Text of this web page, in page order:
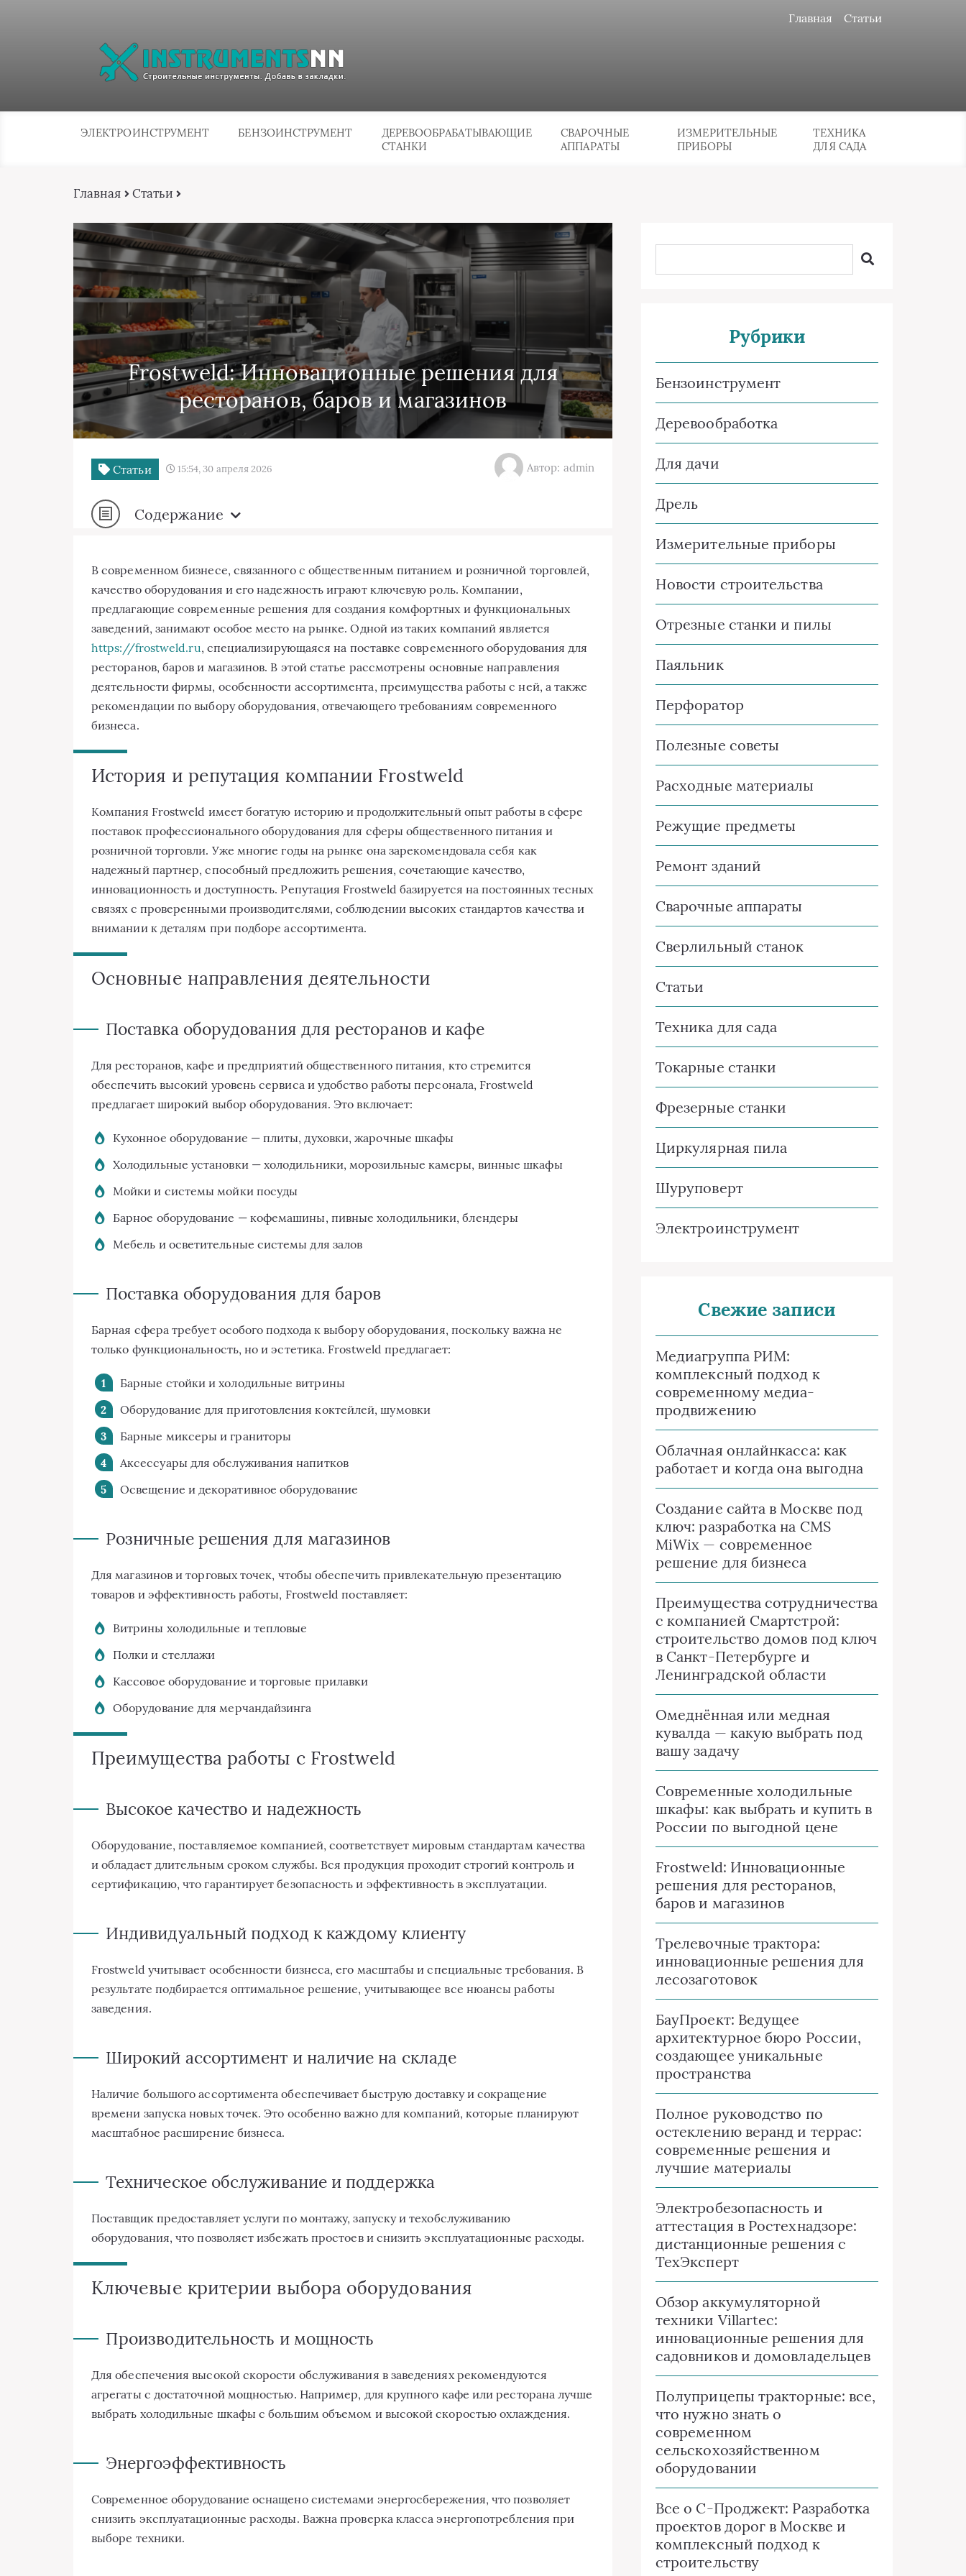
Главная Статьи
ЭЛЕКТРОИНСТРУМЕНТ БЕНЗОИНСТРУМЕНТ
ДЕРЕВООБРАБАТЫВАЮЩИЕ
СТАНКИ
СВАРОЧНЫЕ
АППАРАТЫ
ИЗМЕРИТЕЛЬНЫЕ
ПРИБОРЫ
ТЕХНИКА
ДЛЯ САДА
Главная Статьи
Frostweld: Инновационные решения для
ресторанов, баров и магазинов
Статьи 15:54, 30 апреля 2026 Автор: admin
Содержание
В современном бизнесе, связанного с общественным питанием и розничной торговлей,
качество оборудования и его надежность играют ключевую роль. Компании,
предлагающие современные решения для создания комфортных и функциональных
заведений, занимают особое место на рынке. Одной из таких компаний является
https://frostweld.ru, специализирующаяся на поставке современного оборудования для
ресторанов, баров и магазинов. В этой статье рассмотрены основные направления
деятельности фирмы, особенности ассортимента, преимущества работы с ней, а также
рекомендации по выбору оборудования, отвечающего требованиям современного
бизнеса.
История и репутация компании Frostweld
Компания Frostweld имеет богатую историю и продолжительный опыт работы в сфере
поставок профессионального оборудования для сферы общественного питания и
розничной торговли. Уже многие годы на рынке она зарекомендовала себя как
надежный партнер, способный предложить решения, сочетающие качество,
инновационность и доступность. Репутация Frostweld базируется на постоянных тесных
связях с проверенными производителями, соблюдении высоких стандартов качества и
внимании к деталям при подборе ассортимента.
Основные направления деятельности
Поставка оборудования для ресторанов и кафе
Для ресторанов, кафе и предприятий общественного питания, кто стремится
обеспечить высокий уровень сервиса и удобство работы персонала, Frostweld
предлагает широкий выбор оборудования. Это включает:
Кухонное оборудование — плиты, духовки, жарочные шкафы
Холодильные установки — холодильники, морозильные камеры, винные шкафы
Мойки и системы мойки посуды
Барное оборудование — кофемашины, пивные холодильники, блендеры
Мебель и осветительные системы для залов
Поставка оборудования для баров
Барная сфера требует особого подхода к выбору оборудования, поскольку важна не
только функциональность, но и эстетика. Frostweld предлагает:
Барные стойки и холодильные витрины
Оборудование для приготовления коктейлей, шумовки
Барные миксеры и граниторы
Аксессуары для обслуживания напитков
Освещение и декоративное оборудование
Розничные решения для магазинов
Для магазинов и торговых точек, чтобы обеспечить привлекательную презентацию
товаров и эффективность работы, Frostweld поставляет:
Витрины холодильные и тепловые
Полки и стеллажи
Кассовое оборудование и торговые прилавки
Оборудование для мерчандайзинга
Преимущества работы с Frostweld
Высокое качество и надежность
Оборудование, поставляемое компанией, соответствует мировым стандартам качества
и обладает длительным сроком службы. Вся продукция проходит строгий контроль и
сертификацию, что гарантирует безопасность и эффективность в эксплуатации.
Индивидуальный подход к каждому клиенту
Frostweld учитывает особенности бизнеса, его масштабы и специальные требования. В
результате подбирается оптимальное решение, учитывающее все нюансы работы
заведения.
Широкий ассортимент и наличие на складе
Наличие большого ассортимента обеспечивает быструю доставку и сокращение
времени запуска новых точек. Это особенно важно для компаний, которые планируют
масштабное расширение бизнеса.
Техническое обслуживание и поддержка
Поставщик предоставляет услуги по монтажу, запуску и техобслуживанию
оборудования, что позволяет избежать простоев и снизить эксплуатационные расходы.
Ключевые критерии выбора оборудования
Производительность и мощность
Для обеспечения высокой скорости обслуживания в заведениях рекомендуются
агрегаты с достаточной мощностью. Например, для крупного кафе или ресторана лучше
выбрать холодильные шкафы с большим объемом и высокой скоростью охлаждения.
Энергоэффективность
Современное оборудование оснащено системами энергосбережения, что позволяет
снизить эксплуатационные расходы. Важна проверка класса энергопотребления при
выборе техники.
Рубрики
Бензоинструмент
Деревообработка
Для дачи
Дрель
Измерительные приборы
Новости строительства
Отрезные станки и пилы
Паяльник
Перфоратор
Полезные советы
Расходные материалы
Режущие предметы
Ремонт зданий
Сварочные аппараты
Сверлильный станок
Статьи
Техника для сада
Токарные станки
Фрезерные станки
Циркулярная пила
Шуруповерт
Электроинструмент
Свежие записи
Медиагруппа РИМ:
комплексный подход к
современному медиа-
продвижению
Облачная онлайнкасса: как
работает и когда она выгодна
Создание сайта в Москве под
ключ: разработка на CMS
MiWix — современное
решение для бизнеса
Преимущества сотрудничества
с компанией Смартстрой:
строительство домов под ключ
в Санкт-Петербурге и
Ленинградской области
Омеднённая или медная
кувалда — какую выбрать под
вашу задачу
Современные холодильные
шкафы: как выбрать и купить в
России по выгодной цене
Frostweld: Инновационные
решения для ресторанов,
баров и магазинов
Трелевочные трактора:
инновационные решения для
лесозаготовок
БауПроект: Ведущее
архитектурное бюро России,
создающее уникальные
пространства
Полное руководство по
остеклению веранд и террас:
современные решения и
лучшие материалы
Электробезопасность и
аттестация в Ростехнадзоре:
дистанционные решения с
ТехЭксперт
Обзор аккумуляторной
техники Villartec:
инновационные решения для
садовников и домовладельцев
Полуприцепы тракторные: все,
что нужно знать о
современном
сельскохозяйственном
оборудовании
Все о C-Проджект: Разработка
проектов дорог в Москве и
комплексный подход к
строительству